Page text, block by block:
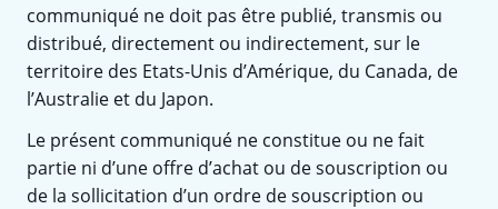
communiqué ne doit pas être publié, transmis ou
distribué, directement ou indirectement, sur le
territoire des Etats-Unis d’Amérique, du Canada, de
l’Australie et du Japon.
Le présent communiqué ne constitue ou ne fait
partie ni d’une offre d’achat ou de souscription ou
de la sollicitation d’un ordre de souscription ou